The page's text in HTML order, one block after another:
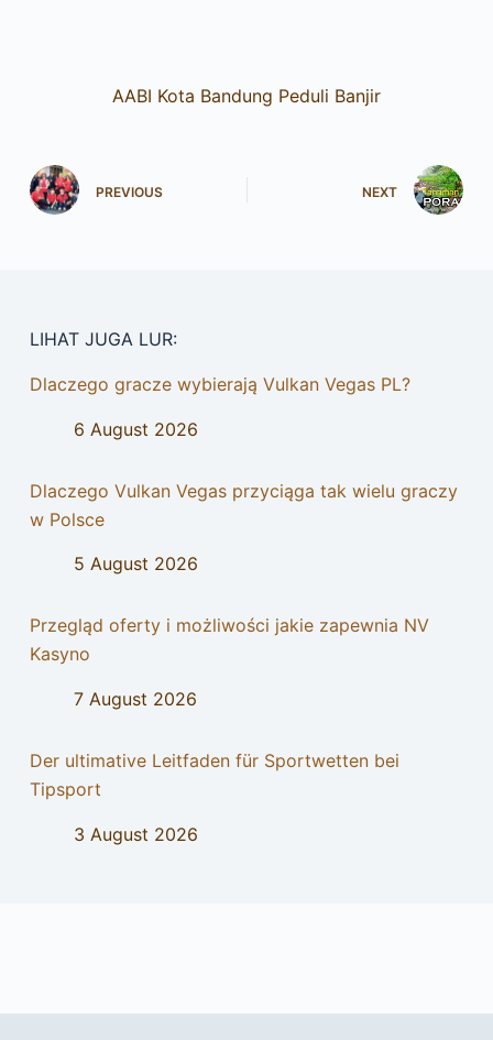
AABI Kota Bandung Peduli Banjir
PREVIOUS NEXT
LIHAT JUGA LUR:
Dlaczego gracze wybierają Vulkan Vegas PL?
6 August 2026
Dlaczego Vulkan Vegas przyciąga tak wielu graczy
w Polsce
5 August 2026
Przegląd oferty i możliwości jakie zapewnia NV
Kasyno
7 August 2026
Der ultimative Leitfaden für Sportwetten bei
Tipsport
3 August 2026